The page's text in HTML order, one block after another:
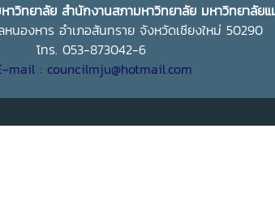
าวิทยาลัย สำนักงานสภามหาวิทยาลัย มหาวิทยาลัยแ
นองหาร อำเภอสันทราย จังหวัดเชียงใหม่ 50290
โทร. 053-873042-6
mail : councilmju@hotmail.com